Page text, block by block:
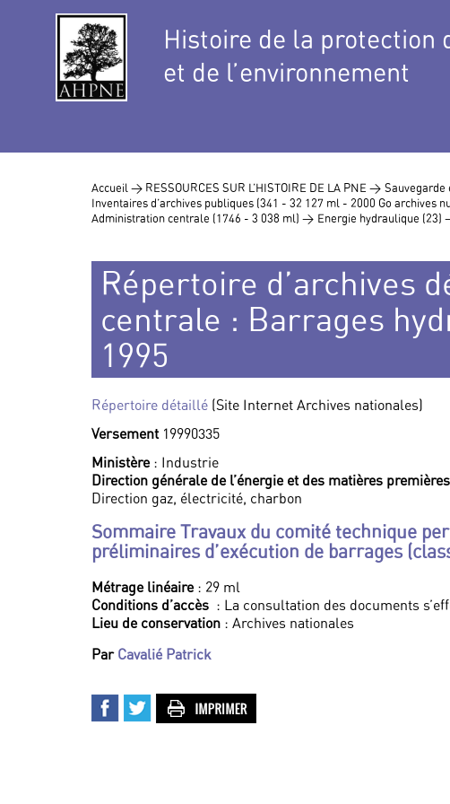
Histoire de la protection
et de l’environnement
Accueil > RESSOURCES SUR L’HISTOIRE DE LA PNE >
Inventaires d’archives publiques (341 - 32 127 ml - 2000 Go archives
Administration centrale (1746 - 3 038 ml) > Energie hydraulique (23)
Répertoire d’archives
centrale : Barrages
1995
Répertoire détaillé (Site Internet Archives nationales)
Versement 19990335
Ministère: Industrie
Direction générale de l’énergie et des matières premières
Direction gaz, électricité, charbon
Sommaire Travaux du comité technique
préliminaires d’exécution de barrages
Métrage linéaire: 29 ml
Conditions d’accès : La consultation des documents
Lieu de conservation : Archives nationales
Par Cavalié Patrick